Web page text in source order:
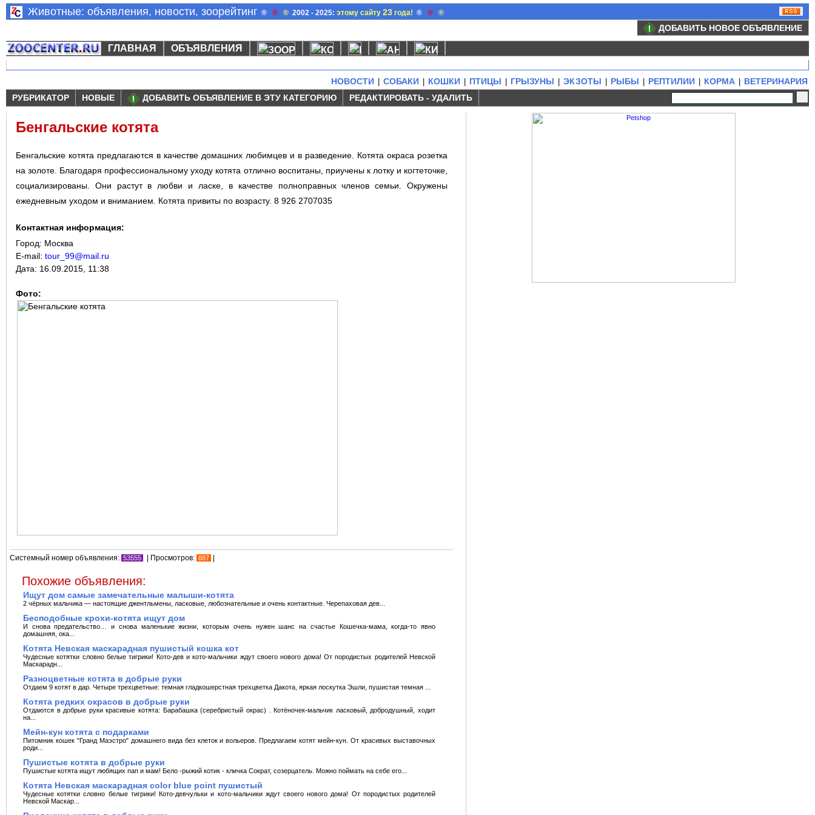
Животные: объявления, новости, зоорейтинг ® ® ® 2002 - 2025:этому сайту23 года! ® ® ®
ДОБАВИТЬ НОВОЕ ОБЪЯВЛЕНИЕ
ГЛАВНАЯ ОБЪЯВЛЕНИЯ
НОВОСТИ СОБАКИ КОШКИ ПТИЦЫ ГРЫЗУНЫ ЭКЗОТЫ РЫБЫ РЕПТИЛИИ КОРМА
ВЕТЕРИНАРИЯ
РУБРИКАТОР
НОВЫЕ ДОБАВИТЬ ОБЪЯВЛЕНИЕ В ЭТУ КАТЕГОРИЮ РЕДАКТИРОВАТЬ - УДАЛИТЬ
Бенгальские котята
Бенгальские котята предлагаются в качестве домашних любимцев и в разведение. Котята окраса розетка
на золоте. Благодаря профессиональному уходу котята отлично воспитаны, приучены к лотку и когтеточке,
социализированы. Они растут в любви и ласке, в качестве полноправных членов семьи. Окружены
ежедневным уходом и вниманием. Котята привиты по возрасту. 8 926 2707035
Контактная информация:
Город: Москва
E-mail: tour_99@mail.ru
Дата: 16.09.2015, 11:38
Фото:
Системный номер объявления: 53555 | Просмотров: 887 |
Похожие объявления:
Ищут дом самые замечательные малыши-котята
2 чёрных мальчика — настоящие джентльмены, ласковые, любознательные и очень контактные. Черепаховая дев...
Бесподобные крохи-котята ищут дом
И снова предательство… и снова маленькие жизни, которым очень нужен шанс на счастье Кошечка-мама, когда-то явно
домашняя, ока...
Котята Невская маскарадная пушистый кошка кот
Чудесные котятки словно белые тигрики! Кото-дев и кото-мальчики ждут своего нового дома! От породистых родителей Невской
Маскарадн...
Разноцветные котята в добрые руки
Отдаем 9 котят в дар. Четыре трехцветные: темная гладкошерстная трехцветка Дакота, яркая лоскутка Эшли, пушистая темная ...
Котята редких окрасов в добрые руки
Отдаются в добрые руки красивые котята: Барабашка (серебристый окрас) . Котёночек-мальчик ласковый, добродушный, ходит
на...
Мейн-кун котята с подарками
Питомник кошек "Гранд Маэстро" домашнего вида без клеток и вольеров. Предлагаем котят мейн-кун. От красивых выставочных
роди...
Пушистые котята в добрые руки
Пушистые котята ищут любящих пап и мам! Бело -рыжий котик - кличка Сократ, созерцатель. Можно поймать на себе его...
Котята Невская маскарадная color blue point пушистый
Чудесные котятки словно белые тигрики! Кото-девчульки и кото-мальчики ждут своего нового дома! От породистых родителей
Невской Маскар...